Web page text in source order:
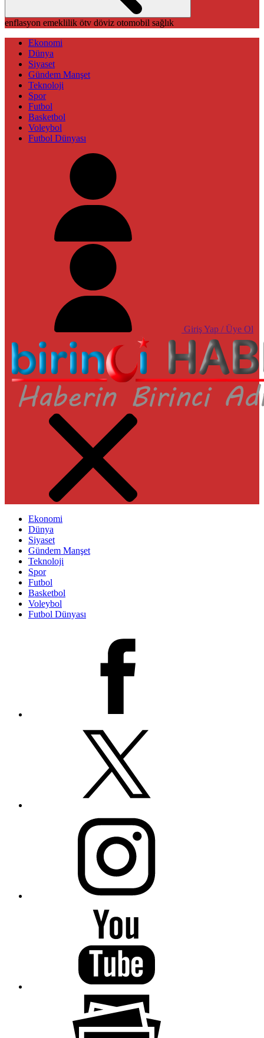
enflasyon emeklilik ötv döviz otomobil sağlık
Ekonomi
Dünya
Siyaset
Gündem Manşet
Teknoloji
Spor
Futbol
Basketbol
Voleybol
Futbol Dünyası
Giriş Yap / Üye Ol
Ekonomi
Dünya
Siyaset
Gündem Manşet
Teknoloji
Spor
Futbol
Basketbol
Voleybol
Futbol Dünyası